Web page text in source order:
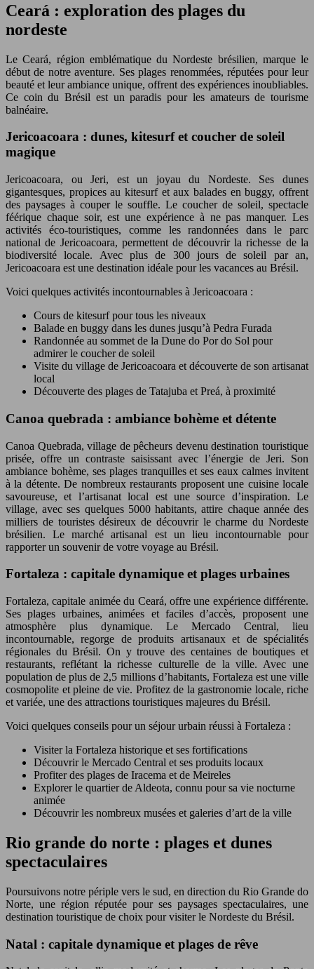
Ceará : exploration des plages du
nordeste
Le Ceará, région emblématique du Nordeste brésilien, marque le
début de notre aventure. Ses plages renommées, réputées pour leur
beauté et leur ambiance unique, offrent des expériences inoubliables.
Ce coin du Brésil est un paradis pour les amateurs de tourisme
balnéaire.
Jericoacoara : dunes, kitesurf et coucher de soleil
magique
Jericoacoara, ou Jeri, est un joyau du Nordeste. Ses dunes
gigantesques, propices au kitesurf et aux balades en buggy, offrent
des paysages à couper le souffle. Le coucher de soleil, spectacle
féérique chaque soir, est une expérience à ne pas manquer. Les
activités éco-touristiques, comme les randonnées dans le parc
national de Jericoacoara, permettent de découvrir la richesse de la
biodiversité locale. Avec plus de 300 jours de soleil par an,
Jericoacoara est une destination idéale pour les vacances au Brésil.
Voici quelques activités incontournables à Jericoacoara :
Cours de kitesurf pour tous les niveaux
Balade en buggy dans les dunes jusqu’à Pedra Furada
Randonnée au sommet de la Dune do Por do Sol pour
admirer le coucher de soleil
Visite du village de Jericoacoara et découverte de son artisanat
local
Découverte des plages de Tatajuba et Preá, à proximité
Canoa quebrada : ambiance bohème et détente
Canoa Quebrada, village de pêcheurs devenu destination touristique
prisée, offre un contraste saisissant avec l’énergie de Jeri. Son
ambiance bohème, ses plages tranquilles et ses eaux calmes invitent
à la détente. De nombreux restaurants proposent une cuisine locale
savoureuse, et l’artisanat local est une source d’inspiration. Le
village, avec ses quelques 5000 habitants, attire chaque année des
milliers de touristes désireux de découvrir le charme du Nordeste
brésilien. Le marché artisanal est un lieu incontournable pour
rapporter un souvenir de votre voyage au Brésil.
Fortaleza : capitale dynamique et plages urbaines
Fortaleza, capitale animée du Ceará, offre une expérience différente.
Ses plages urbaines, animées et faciles d’accès, proposent une
atmosphère plus dynamique. Le Mercado Central, lieu
incontournable, regorge de produits artisanaux et de spécialités
régionales du Brésil. On y trouve des centaines de boutiques et
restaurants, reflétant la richesse culturelle de la ville. Avec une
population de plus de 2,5 millions d’habitants, Fortaleza est une ville
cosmopolite et pleine de vie. Profitez de la gastronomie locale, riche
et variée, une des attractions touristiques majeures du Brésil.
Voici quelques conseils pour un séjour urbain réussi à Fortaleza :
Visiter la Fortaleza historique et ses fortifications
Découvrir le Mercado Central et ses produits locaux
Profiter des plages de Iracema et de Meireles
Explorer le quartier de Aldeota, connu pour sa vie nocturne
animée
Découvrir les nombreux musées et galeries d’art de la ville
Rio grande do norte : plages et dunes
spectaculaires
Poursuivons notre périple vers le sud, en direction du Rio Grande do
Norte, une région réputée pour ses paysages spectaculaires, une
destination touristique de choix pour visiter le Nordeste du Brésil.
Natal : capitale dynamique et plages de rêve